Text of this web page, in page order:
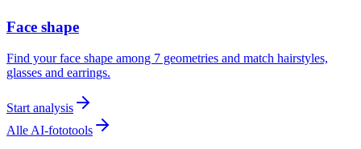
Face shape
Find your face shape among 7 geometries and match hairstyles,
glasses and earrings.
Start analysis
Alle AI-fototools